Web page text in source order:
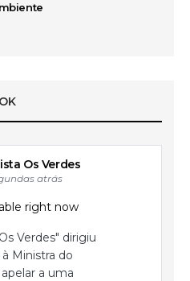
Os Verdes
atrás
right now
Verdes" dirigiu
Ministra do
a uma